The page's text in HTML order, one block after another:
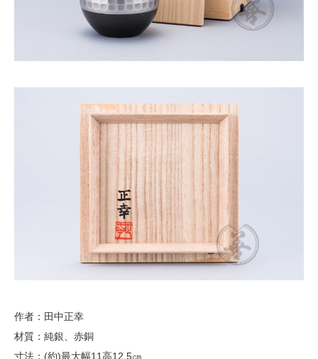
作者：田中正幸
材質：純銀、赤銅
寸法：(約)最大幅11高12.5㎝